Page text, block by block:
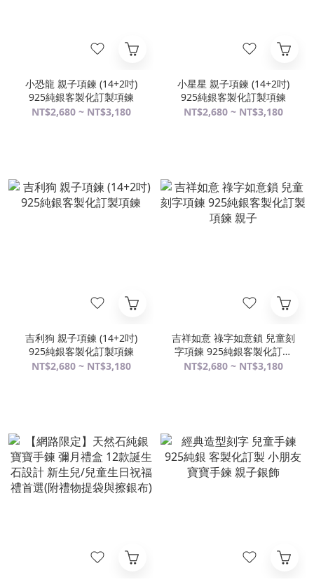
小恐龍 親子項鍊 (14+2吋)
925純銀客製化訂製項鍊
NT$2,680 ~ NT$3,180
小星星 親子項鍊 (14+2吋)
925純銀客製化訂製項鍊
NT$2,680 ~ NT$3,180
吉利狗 親子項鍊 (14+2吋)
925純銀客製化訂製項鍊
NT$2,680 ~ NT$3,180
吉祥如意 祿字如意鎖 兒童刻
字項鍊 925純銀客製化訂製
項鍊 親子
NT$2,680 ~ NT$3,180